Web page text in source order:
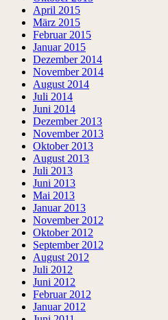
April 2015
März 2015
Februar 2015
Januar 2015
Dezember 2014
November 2014
August 2014
Juli 2014
Juni 2014
Dezember 2013
November 2013
Oktober 2013
August 2013
Juli 2013
Juni 2013
Mai 2013
Januar 2013
November 2012
Oktober 2012
September 2012
August 2012
Juli 2012
Juni 2012
Februar 2012
Januar 2012